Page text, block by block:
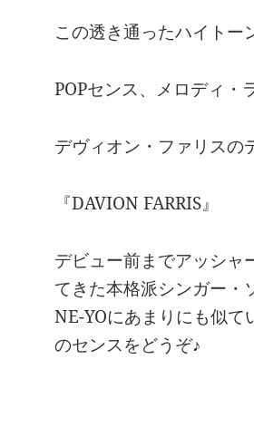
この透き通ったハイトー
POPセンス、メロディ・
デヴィオン・ファリスの
『DAVION FARRIS』
デビュー前までアッシャ
てきた本格派シンガー・
NE-YOにあまりにも似
のセンスをどうぞ♪